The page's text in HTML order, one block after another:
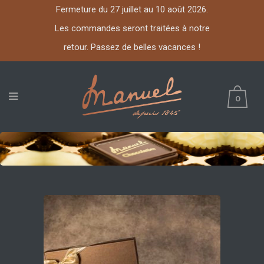
Fermeture du 27 juillet au 10 août 2026.
Les commandes seront traitées à notre
retour. Passez de belles vacances !
0